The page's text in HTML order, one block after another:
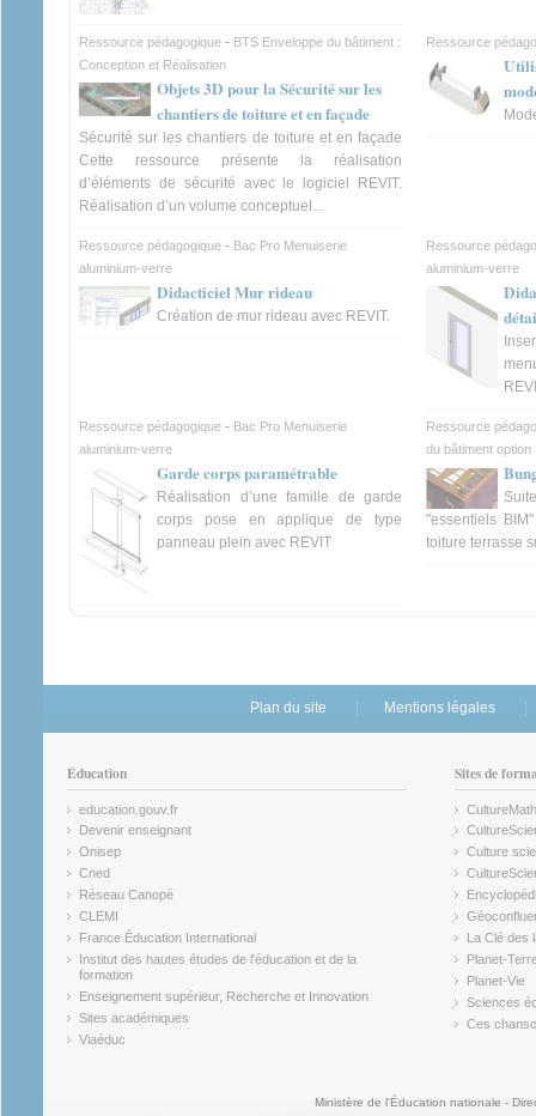
Ressource pédagogique - BTS Enveloppe du bâtiment :
Conception et Réalisation
Objets 3D pour la Sécurité sur les
chantiers de toiture et en façade
Sécurité sur les chantiers de toiture et en façade
Cette ressource présente la réalisation
d’éléments de sécurité avec le logiciel REVIT.
Réalisation d’un volume conceptuel...
Ressource
Ressource pédagogique - Bac Pro Menuiserie
aluminium-verre
Didacticiel Mur rideau
Création de mur rideau avec REVIT.
Ressource
aluminium-verre
Ressource pédagogique - Bac Pro Menuiserie
aluminium-verre
Garde corps paramétrable
Réalisation d’une famille de garde
corps pose en applique de type
panneau plein avec REVIT
Ressource
du bâtiment
"essentiels
toiture terrasse
Plan du site Mentions légales
Éducation
education.gouv.fr
(link is external)
Devenir enseignant
(link is external)
Onisep
(link is external)
Cned
(link is external)
Réseau Canopé
(link is external)
CLEMI
(link is external)
France Éducation International
(link is external)
Institut des hautes études de l'éducation et de la
formation
(link is external)
Enseignement supérieur, Recherche et Innovation
(link is external)
Sites académiques
(link is external)
Viaéduc
Sites de
CultureMath
(link is
(link is
Culture
(link is
(link is
(link is
La Clé des
(link is
Planet-
(link is
Planet-Vie
(link is
Sciences
(link is
Ces
Ministère de l'Éducation nationale -